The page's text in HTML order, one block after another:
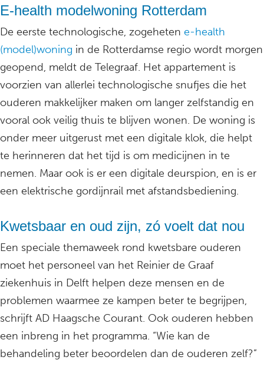
E-health modelwoning Rotterdam
De eerste technologische, zogeheten e-health
(model)woning in de Rotterdamse regio wordt morgen
geopend, meldt de Telegraaf. Het appartement is
voorzien van allerlei technologische snufjes die het
ouderen makkelijker maken om langer zelfstandig en
vooral ook veilig thuis te blijven wonen. De woning is
onder meer uitgerust met een digitale klok, die helpt
te herinneren dat het tijd is om medicijnen in te
nemen. Maar ook is er een digitale deurspion, en is er
een elektrische gordijnrail met afstandsbediening.
Kwetsbaar en oud zijn, zó voelt dat nou
Een speciale themaweek rond kwetsbare ouderen
moet het personeel van het Reinier de Graaf
ziekenhuis in Delft helpen deze mensen en de
problemen waarmee ze kampen beter te begrijpen,
schrijft AD Haagsche Courant. Ook ouderen hebben
een inbreng in het programma. “Wie kan de
behandeling beter beoordelen dan de ouderen zelf?”